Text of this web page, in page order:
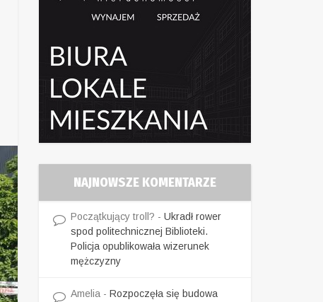
NAJNOWSZE KOMENTARZE
Początkujący troll? - Ukradł rower
spod politechnicznej Biblioteki.
Policja opublikowała wizerunek
mężczyzny
Amelia - Rozpoczęła się budowa